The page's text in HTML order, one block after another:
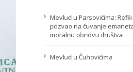
Mevlud u Parsovićima:
pozvao na čuvanje
moralnu obnovu društva
Mevlud u Čuhovićima